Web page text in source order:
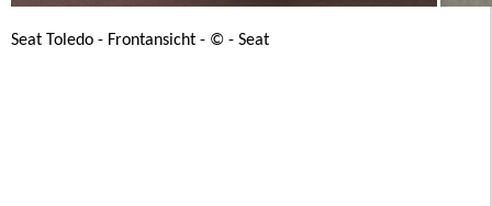
Seat Toledo - Frontansicht - © - Seat